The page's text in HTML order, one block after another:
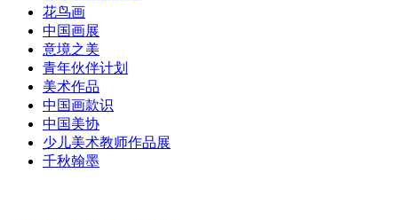
花鸟画
中国画展
意境之美
青年伙伴计划
美术作品
中国画款识
中国美协
少儿美术教师作品展
千秋翰墨